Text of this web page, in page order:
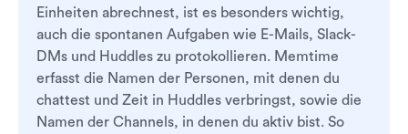
Einheiten abrechnest, ist es besonders wichtig,
auch die spontanen Aufgaben wie E-Mails, Slack-
DMs und Huddles zu protokollieren. Memtime
erfasst die Namen der Personen, mit denen du
chattest und Zeit in Huddles verbringst, sowie die
Namen der Channels, in denen du aktiv bist. So